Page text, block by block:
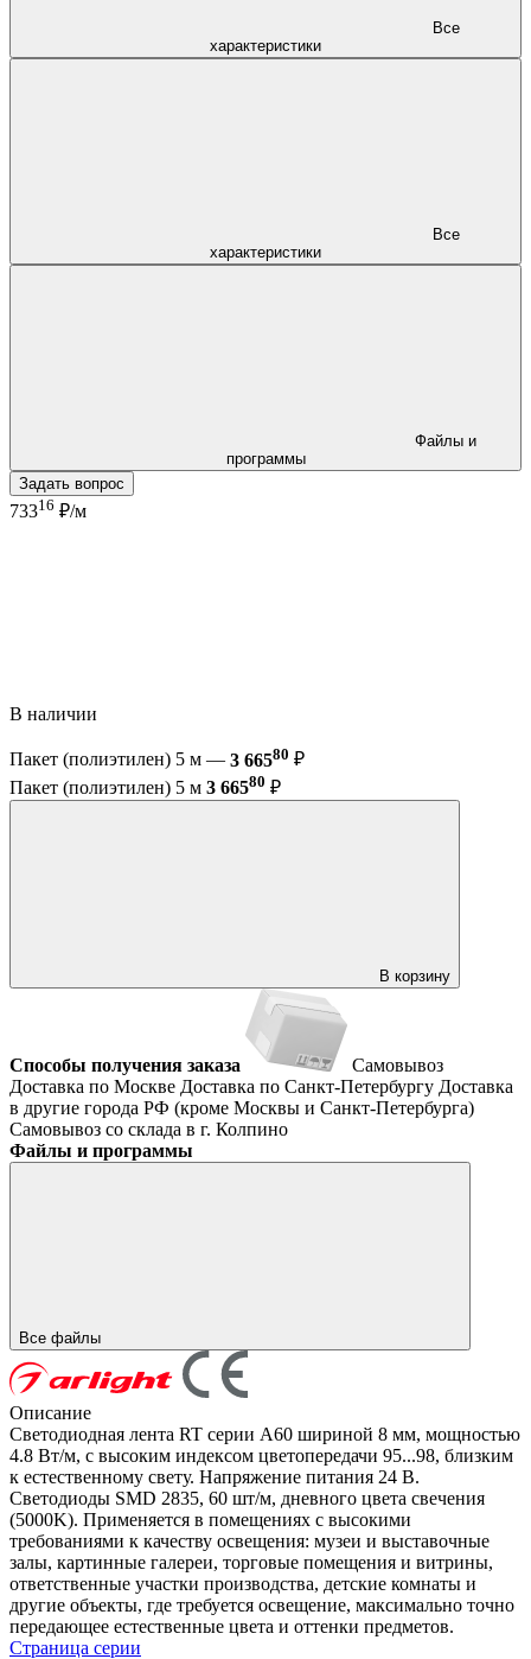
характеристики
характеристики
программы
Задать вопрос
73316 ₽/м
В наличии
Пакет (полиэтилен) 5 м — 3 66580 ₽
Пакет (полиэтилен) 5 м 3 66580 ₽
В корзину
Способы получения заказа
Самовывоз
Доставка по Москве Доставка по Санкт-Петербургу Доставка
в другие города РФ (кроме Москвы и Санкт-Петербурга)
Самовывоз со склада в г. Колпино
Файлы и программы
Все файлы
Описание
Светодиодная лента RT серии A60 шириной 8 мм, мощностью
4.8 Вт/м, с высоким индексом цветопередачи 95...98, близким
к естественному свету. Напряжение питания 24 В.
Светодиоды SMD 2835, 60 шт/м, дневного цвета свечения
(5000K). Применяется в помещениях с высокими
требованиями к качеству освещения: музеи и выставочные
залы, картинные галереи, торговые помещения и витрины,
ответственные участки производства, детские комнаты и
другие объекты, где требуется освещение, максимально точно
передающее естественные цвета и оттенки предметов.
Страница серии